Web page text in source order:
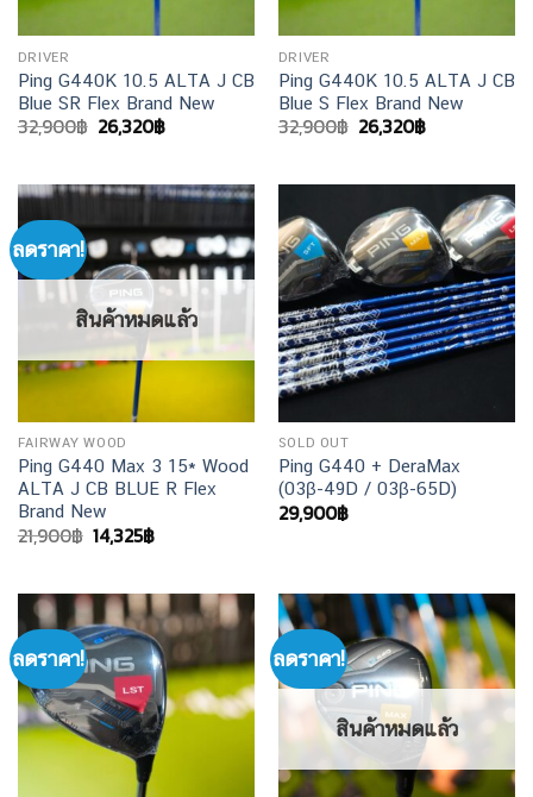
DRIVER
Ping G440K 10.5 ALTA J CB
Blue SR Flex Brand New
32,900฿ Original
price
32,900฿.
26,320฿Current
26,320฿.
DRIVER
Ping G440K 10.5 ALTA J CB
Blue S Flex Brand New
32,900฿ Original
price
32,900฿.
26,320฿Current
26,320฿.
ลดราคา!
สินค้าหมดแล้ว
FAIRWAY WOOD
Ping G440 Max 3 15* Wood
ALTA J CB BLUE R Flex
Brand New
21,900฿ Original
price
21,900฿.
14,325฿Current
14,325฿.
SOLD OUT
Ping G440 + DeraMax
(03β-49D / 03β-65D)
29,900฿
ลดราคา! ลดราคา!
สินค้าหมดแล้ว